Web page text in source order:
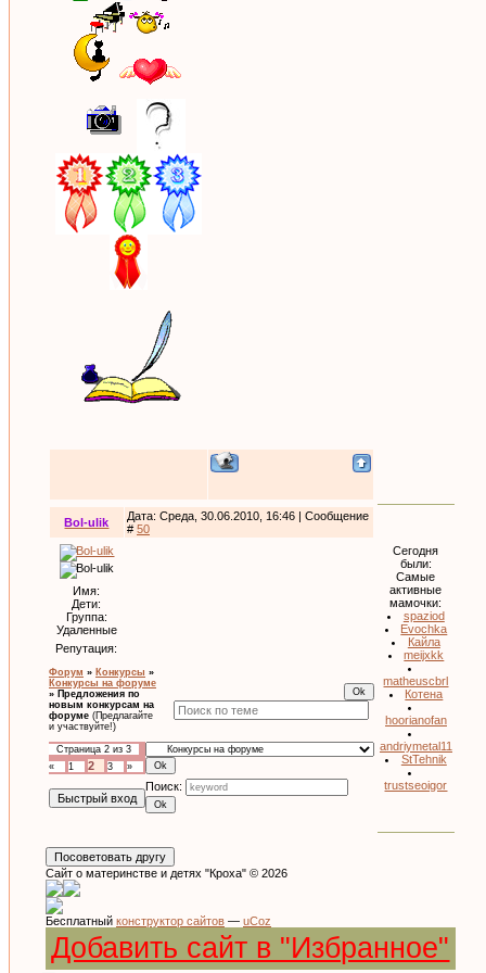
Bol-ulik
Дата: Среда, 30.06.2010, 16:46 | Сообщение
# 50
Имя:
Дети:
Группа:
Удаленные
Репутация:
Форум » Конкурсы »
Конкурсы на форуме
» Предложения по
новым конкурсам на
форуме (Предлагайте
и участвуйте!)
Страница 2 из 3
«
1 2 3 »
Поиск:
Сегодня
были:
Самые
активные
мамочки:
spaziod
Evochka
Кайла
meijxkk
matheuscbrl
Котена
hoorianofan
andriymetal11
StTehnik
trustseoigor
Сайт о материнстве и детях "Кроха" © 2026
Бесплатный конструктор сайтов — uCoz
Добавить сайт в "Избранное"